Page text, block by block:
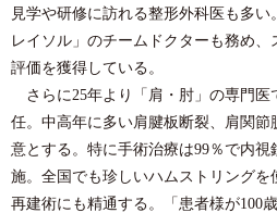
見学や研修に訪れる整形外科医も多
レイソル」のチームドクターも務め
評価を獲得している。
さらに25年より「肩・肘」の専門医
任。中高年に多い肩腱板断裂、肩関
意とする。特に手術治療は99％で内
施。全国でも珍しいハムストリング
再建術にも精通する。「患者様が100